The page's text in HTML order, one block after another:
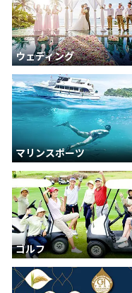
ウェディング
マリンスポーツ
ゴルフ